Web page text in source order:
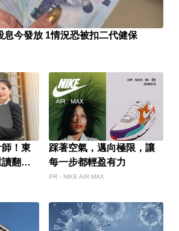
息今發放 1情況恐被扣二代健保
！東
翻轉
踩著空氣，邁向極限，讓
每一步都輕盈有力
PR・NIKE AIR MAX